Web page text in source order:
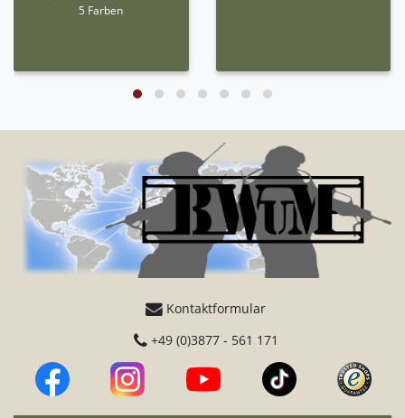
5 Farben
Kontaktformular
+49 (0)3877 - 561 171